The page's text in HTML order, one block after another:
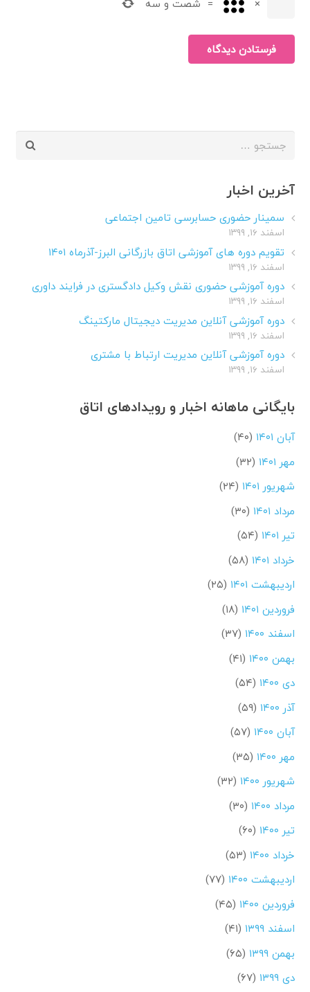
فرستادن دیدگاه
جستجو
آخرین اخبار
سمینار حضوری حسابرسی تامین اجتماعی
اسفند ۱۶, ۱۳۹۹
تقویم دوره های آموزشی اتاق بازرگانی البرز-آذرماه ۱۴۰۱
اسفند ۱۶, ۱۳۹۹
دوره آموزشی حضوری نقش وکیل دادگستری در فرایند داوری
اسفند ۱۶, ۱۳۹۹
دوره آموزشی آنلاین مدیریت دیجیتال مارکتینگ
اسفند ۱۶, ۱۳۹۹
دوره آموزشی آنلاین مدیریت ارتباط با مشتری
اسفند ۱۶, ۱۳۹۹
بایگانی ماهانه اخبار و رویدادهای اتاق
آبان ۱۴۰۱
(۴۰)
مهر ۱۴۰۱
(۳۲)
شهریور ۱۴۰۱
(۲۴)
مرداد ۱۴۰۱
(۳۰)
تیر ۱۴۰۱
(۵۴)
خرداد ۱۴۰۱
(۵۸)
اردیبهشت ۱۴۰۱
(۲۵)
فروردین ۱۴۰۱
(۱۸)
اسفند ۱۴۰۰
(۳۷)
بهمن ۱۴۰۰
(۴۱)
دی ۱۴۰۰
(۵۴)
آذر ۱۴۰۰
(۵۹)
آبان ۱۴۰۰
(۵۷)
مهر ۱۴۰۰
(۳۵)
شهریور ۱۴۰۰
(۳۲)
مرداد ۱۴۰۰
(۳۰)
تیر ۱۴۰۰
(۶۰)
خرداد ۱۴۰۰
(۵۳)
اردیبهشت ۱۴۰۰
(۷۷)
فروردین ۱۴۰۰
(۴۵)
اسفند ۱۳۹۹
(۴۱)
بهمن ۱۳۹۹
(۶۵)
دی ۱۳۹۹
(۶۷)